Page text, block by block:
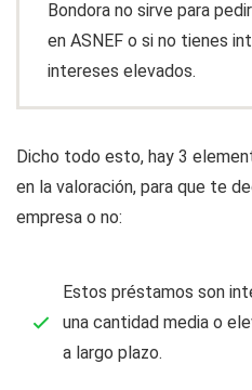
Bondora no sirve para
en ASNEF o si no tienes
intereses elevados.
Dicho todo esto, hay 3
en la valoración, para que te
empresa o no:
Estos préstamos son
una cantidad media o
a largo plazo.